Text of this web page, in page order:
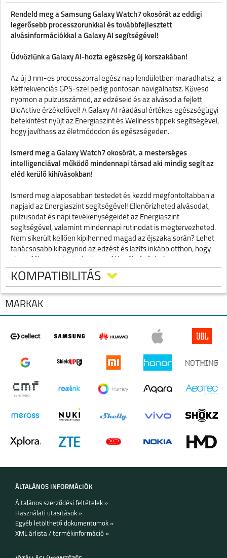
Rendeld meg a Samsung Galaxy Watch7 okosórát az eddigi
legerősebb processzorunkkal és továbbfejlesztett
alvásinformációkkal a Galaxy AI segítségével!
Üdvözlünk a Galaxy AI-hozta egészség új korszakában!
Az új 3 nm-es processzorral egész nap lendületben maradhatsz, a
kétfrekvenciás GPS-szel pedig pontosan navigálhatsz. Kövesd
nyomon a pulzusszámod, az edzéseid és az alvásod a fejlett
BioActive érzékelővel! A Galaxy AI ráadásul értékes egészségügyi
betekintést nyújt az Energiaszint és Wellness tippek segítségével,
hogy javíthass az életmódodon és egészségeden.
Ismerd meg a Galaxy Watch7 okosórát, a mesterséges
intelligenciával működő mindennapi társad aki mindig segít az
eléd kerülő kihívásokban!
Ismerd meg alaposabban testedet és kezdd megfontoltabban a
napjaid az Energiaszint segítségével! Ellenőrizheted alvásodat,
pulzusodat és napi tevékenységeidet az Energiaszint
segítségével, valamint mindennapi rutinodat is megtervezheted.
Nem sikerült kellően kipihenned magad az éjszaka során? Lehet
tanácsosabb kihagynod az edzést és lazíts inkább otthon, hogy
Hozd ki magadból a maximumot a Galaxy Watch7 segítségével! A
Galaxy AI a mozdulataidhoz igazítja a pulzusmérő jelet, így még
intenzív edzések közben is pontosan képes követni a
pulzusszámodat. Imádod a futást? Könnyen megtalálhatod a
kerékpározás pártján állsz? Pörgesd fel a "hajtóerődet" a
személyre szabott funkcionális küszöbteljesítménnyel (FTP)
azáltal, hogy a Watch7 mindössze 10 perc alatt megbecsüli a
funkcionális küszöbteljesítményedet.
KOMPATIBILITÁS
IPHONE 17 PRO MAX IPHONE 17 PRO IPHONE AIR
IPHONE 17 IPHONE 16E GOOGLE PIXEL 9
GOOGLE PIXEL 9 PRO
XL
GOOGLE PIXEL 8A
MÁRKÁK
ÁLTALÁNOS INFORMÁCIÓK
Általános szerződési feltételek »
Használati utasítások »
Egyéb letölthető dokumentumok »
XML árlista / termékinformáció »